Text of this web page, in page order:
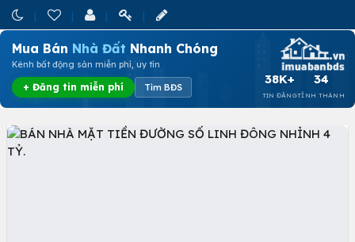
Mua Bán Nhà Đất Nhanh Chóng
Kênh bất động sản miễn phí, uy tín
+ Đăng tin miễn phí Tìm BĐS
38K+
TIN ĐĂNG
34
TỈNH THÀNH